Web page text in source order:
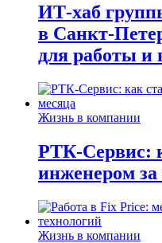
ИТ-хаб
в Санкт-
для работы и
Жизнь в компании
РТК-Сервис:
инженером за
Жизнь в компании